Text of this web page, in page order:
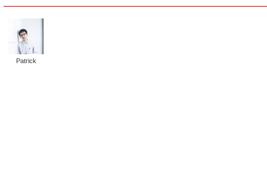
Patrick